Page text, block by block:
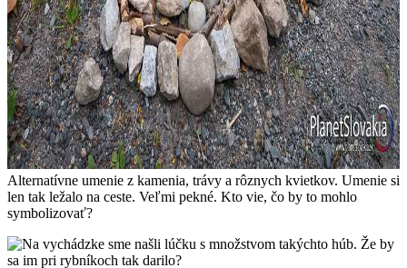
Alternatívne umenie z kamenia, trávy a rôznych kvietkov. Umenie si
len tak ležalo na ceste. Veľmi pekné. Kto vie, čo by to mohlo
symbolizovať?